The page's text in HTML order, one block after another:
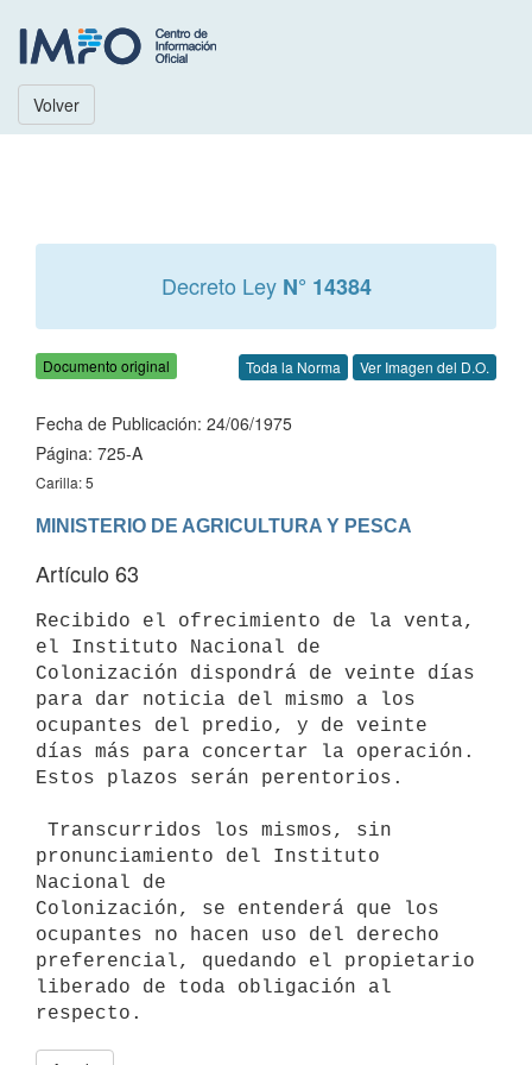
Volver
Decreto Ley N° 14384
Documento original Toda la Norma Ver Imagen del D.O.
Fecha de Publicación: 24/06/1975
Página: 725-A
Carilla: 5
MINISTERIO DE AGRICULTURA Y PESCA
Artículo 63
Recibido el ofrecimiento de la venta,
el Instituto Nacional de
Colonización dispondrá de veinte días
para dar noticia del mismo a los
ocupantes del predio, y de veinte
días más para concertar la operación.
Estos plazos serán perentorios.
pronunciamiento del Instituto
Nacional de
Colonización, se entenderá que los
ocupantes no hacen uso del derecho
preferencial, quedando el propietario
liberado de toda obligación al